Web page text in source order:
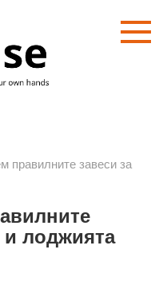
правилните завеси за
и лоджията